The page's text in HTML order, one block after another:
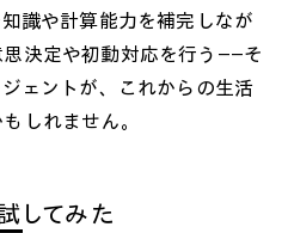
識や計算能力を補完しなが
決定や初動対応を行う――そ
ェントが、これからの生活
しれません。
してみた